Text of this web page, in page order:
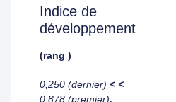
Indice de
développement
(rang )
0,250 (dernier) < <
0,878 (premier).